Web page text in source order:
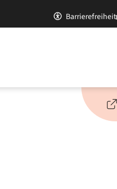
Barrierefreiheit